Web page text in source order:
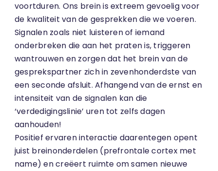
voortduren. Ons brein is extreem gevoelig voor
de kwaliteit van de gesprekken die we voeren.
Signalen zoals niet luisteren of iemand
onderbreken die aan het praten is, triggeren
wantrouwen en zorgen dat het brein van de
gesprekspartner zich in zevenhonderdste van
een seconde afsluit. Afhangend van de ernst en
intensiteit van de signalen kan die
‘verdedigingslinie’ uren tot zelfs dagen
aanhouden!
Positief ervaren interactie daarentegen opent
juist breinonderdelen (prefrontale cortex met
name) en creëert ruimte om samen nieuwe